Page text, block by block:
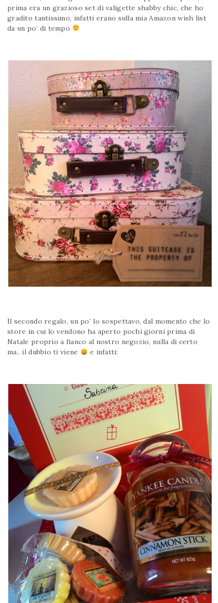
prima era un grazioso set di valigette shabby chic, che ho
gradito tantissimo, infatti erano sulla mia Amazon wish list
da un po’ di tempo
Il secondo regalo, un po’ lo sospettavo, dal momento che lo
store in cui lo vendono ha aperto pochi giorni prima di
Natale proprio a fianco al nostro negozio, nulla di certo
ma.. il dubbio ti viene
e infatti: